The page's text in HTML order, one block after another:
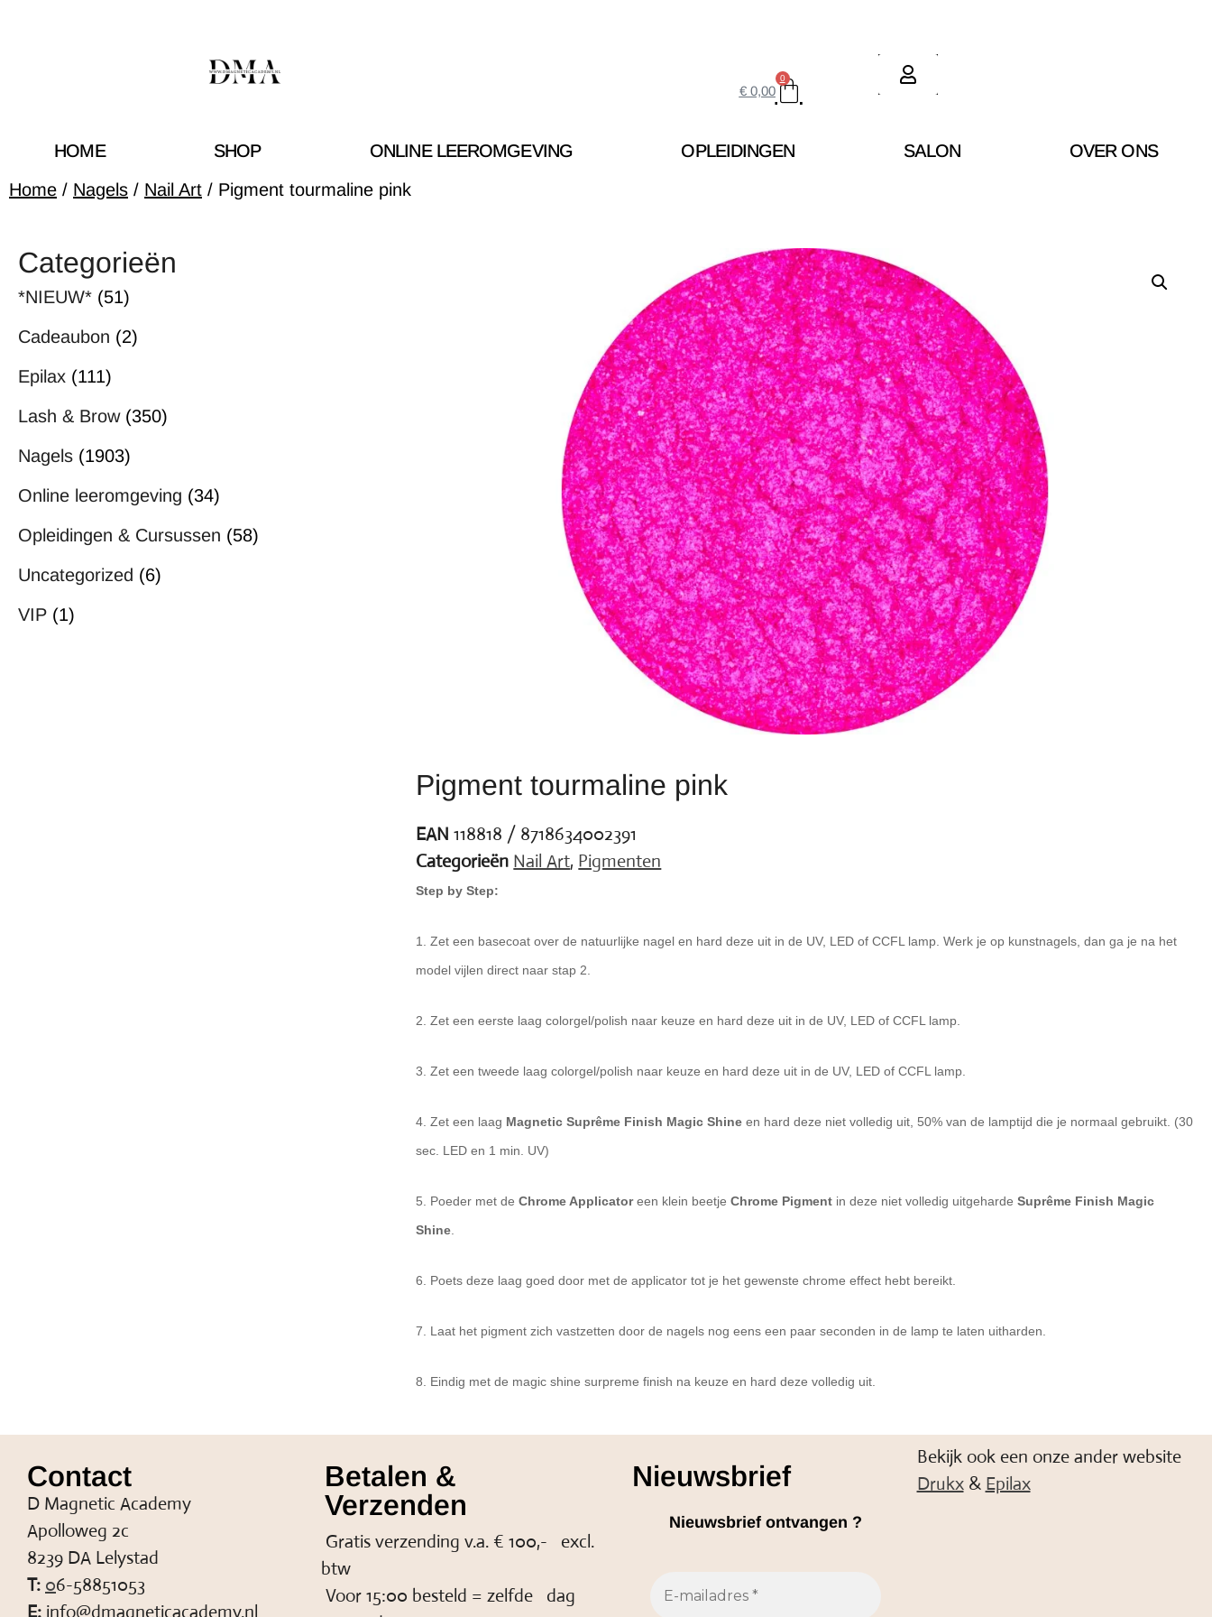
€0,00
0
HOME SHOP ONLINE LEEROMGEVING OPLEIDINGEN SALON
OVER ONS
Home / Nagels / Nail Art / Pigment tourmaline pink
Categorieën
*NIEUW* (51)
Cadeaubon (2)
Epilax (111)
Lash & Brow (350)
Nagels (1903)
Online leeromgeving (34)
Opleidingen & Cursussen (58)
Uncategorized (6)
VIP (1)
Pigment tourmaline pink
EAN118818 / 8718634002391
Categorieën Nail Art, Pigmenten
Step by Step:
1.Zet een basecoat over de natuurlijke nagel en hard deze uit in de UV, LED of CCFL lamp. Werk je op kunstnagels, dan ga je na het
model vijlen direct naar stap 2.
2.Zet een eerste laag colorgel/polish naar keuze en hard deze uit in de UV, LED of CCFL lamp.
3.Zet een tweede laag colorgel/polish naar keuze en hard deze uit in de UV, LED of CCFL lamp.
4.Zet een laag Magnetic Suprême Finish Magic Shine en hard deze niet volledig uit, 50% van de lamptijd die je normaal gebruikt. (30
sec. LED en 1 min. UV)
5. Poeder met deChrome Applicatoreen klein beetjeChrome Pigment in deze niet volledig uitgehardeSuprême Finish Magic
Shine
6. Poets deze laag goed door met de applicator tot je het gewenste chrome effect hebt bereikt.
7. Laat het pigment zich vastzetten door de nagels nog eens een paar seconden in de lamp te laten uitharden.
8. Eindig met de magic shine surpreme finish na keuze en hard deze volledig uit.
Contact
D Magnetic Academy
Apolloweg 2c
8239 DA Lelystad
T: 06-58851053
E: info@dmagneticacademy.nl
Betalen &
Verzenden
Gratis verzending v.a. € 100,- excl.
btw
Voor 15:00 besteld = zelfde dag
Nieuwsbrief
Nieuwsbrief ontvangen ?
Bekijk ook een onze ander website
Drukx& Epilax